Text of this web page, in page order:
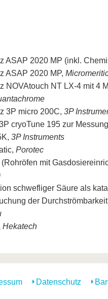
ASAP 2020 MP (inkl.
ASAP 2020 MP,
NOVAtouch NT LX-4 mit 4
3P micro 200C, 3P
cryoTune 195 zur
3P Instruments
Porotec
mit
schwefliger Säure als
der
Hekatech
Datenschutz